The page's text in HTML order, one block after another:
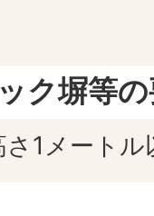
ク塀等
1メート